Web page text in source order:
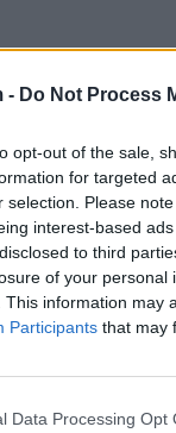
- Do Not Process
opt-out of the sale,
for targeted
selection. Please
interest-based
to third
of your personal
This information may
Participants that may
Data Processing Opt